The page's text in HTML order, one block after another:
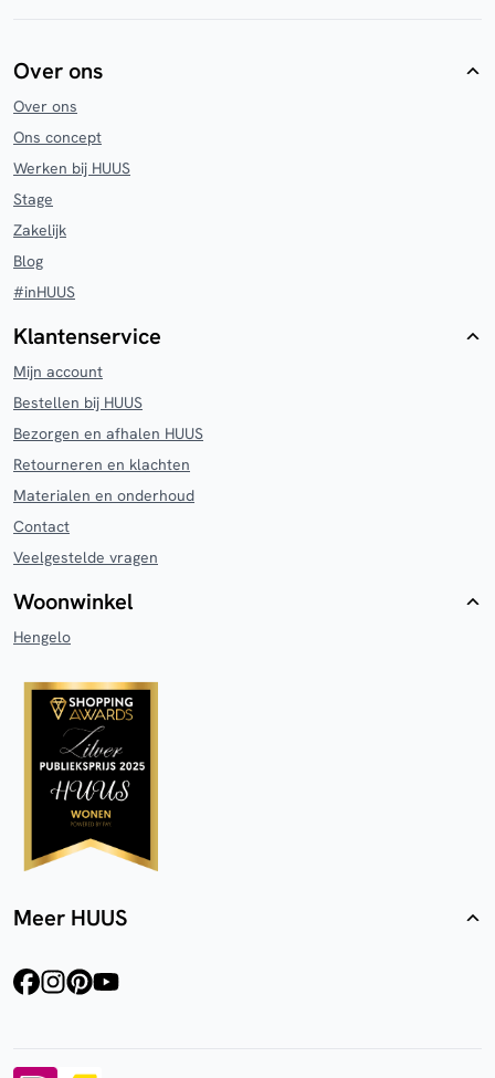
Over ons
Over ons
Ons concept
Werken bij HUUS
Stage
Zakelijk
Blog
#inHUUS
Klantenservice
Mijn account
Bestellen bij HUUS
Bezorgen en afhalen HUUS
Retourneren en klachten
Materialen en onderhoud
Contact
Veelgestelde vragen
Woonwinkel
Hengelo
Meer HUUS
facebookinstagram
pinterest
youtube